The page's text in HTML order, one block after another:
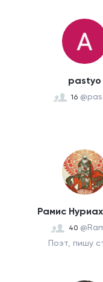
pastyo
16
Рамис
40
Поэт, пишу